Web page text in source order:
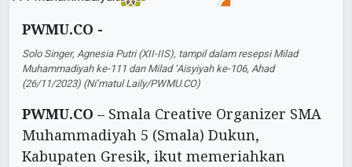
PWMU.CO -
Solo Singer, Agnesia Putri (XII-IIS), tampil dalam resepsi Milad
Muhammadiyah ke-111 dan Milad ‘Aisyiyah ke-106, Ahad
(26/11/2023) (Ni’matul Laily/PWMU.CO)
PWMU.CO – Smala Creative Organizer SMA
Muhammadiyah 5 (Smala) Dukun,
Kabupaten Gresik, ikut memeriahkan